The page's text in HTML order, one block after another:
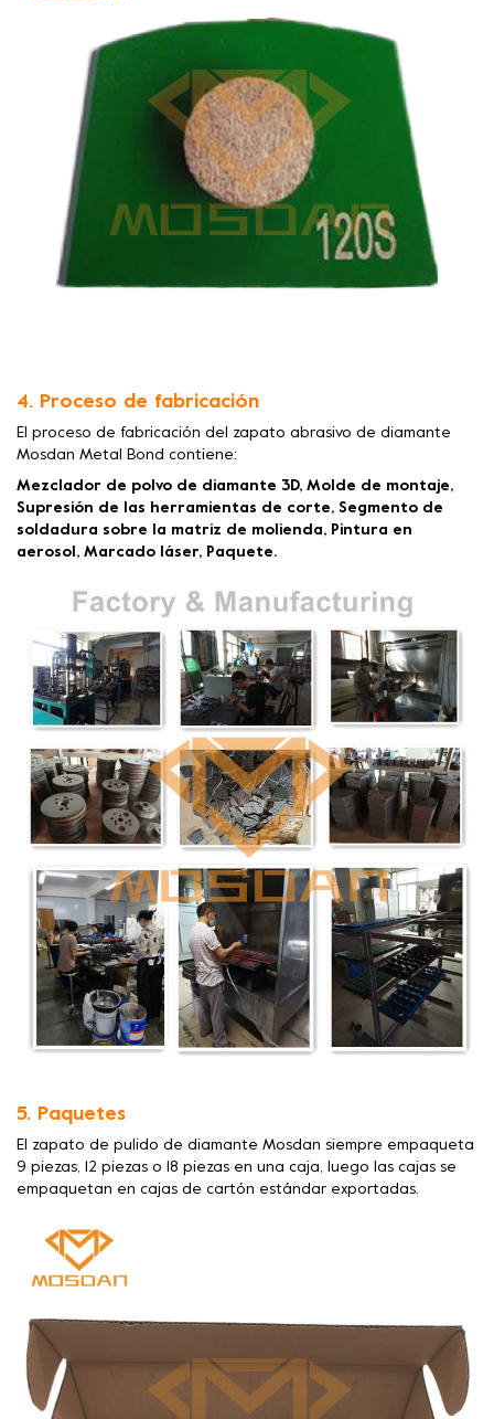
4. Proceso de fabricación
El proceso de fabricación del zapato abrasivo de diamante
Mosdan Metal Bond contiene:
Mezclador de polvo de diamante 3D, Molde de montaje,
Supresión de las herramientas de corte, Segmento de
soldadura sobre la matriz de molienda, Pintura en
aerosol, Marcado láser, Paquete.
5. Paquetes
El zapato de pulido de diamante Mosdan siempre empaqueta
9 piezas, 12 piezas o 18 piezas en una caja, luego las cajas se
empaquetan en cajas de cartón estándar exportadas.